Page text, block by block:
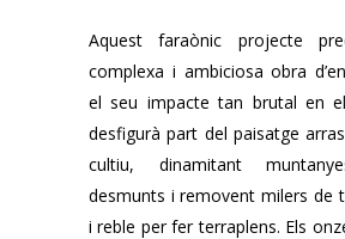
Aquest faraònic projecte
complexa i ambiciosa obra
el seu impacte tan brutal en
desfigurà part del paisatge
cultiu, dinamitant
desmunts i removent milers de
i reble per fer terraplens. Els